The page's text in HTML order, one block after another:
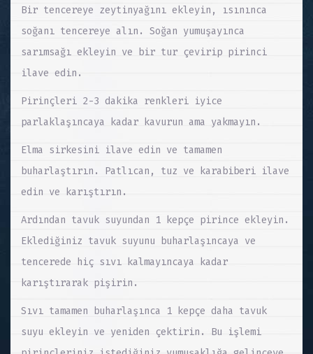
Bir tencereye zeytinyağını ekleyin, ısınınca
soğanı tencereye alın. Soğan yumuşayınca
sarımsağı ekleyin ve bir tur çevirip pirinci
ilave edin.
Pirinçleri 2-3 dakika renkleri iyice
parlaklaşıncaya kadar kavurun ama yakmayın.
Elma sirkesini ilave edin ve tamamen
buharlaştırın. Patlıcan, tuz ve karabiberi ilave
edin ve karıştırın.
Ardından tavuk suyundan 1 kepçe pirince ekleyin.
Eklediğiniz tavuk suyunu buharlaşıncaya ve
tencerede hiç sıvı kalmayıncaya kadar
karıştırarak pişirin.
Sıvı tamamen buharlaşınca 1 kepçe daha tavuk
suyu ekleyin ve yeniden çektirin. Bu işlemi